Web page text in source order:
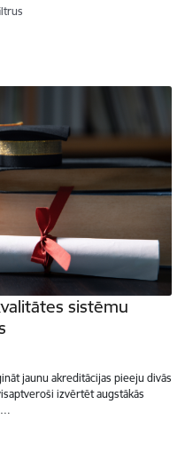
sistēmu
jaunu akreditācijas pieeju divās
izvērtēt augstākās